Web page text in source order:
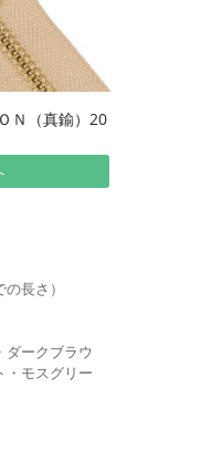
Ｎ（真鍮）20
長さ）
ダークブラウ
・モスグリー